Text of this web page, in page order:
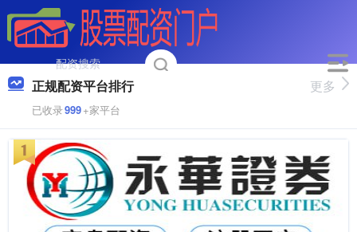
正规配资平台排行
已收录999+家平台
更多